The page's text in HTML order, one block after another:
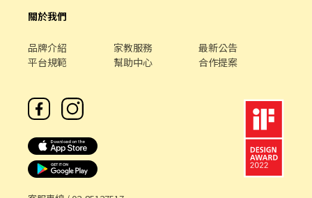
關於我們
品牌介紹 家教服務
最新公告
平台規範
幫助中心 合作提案